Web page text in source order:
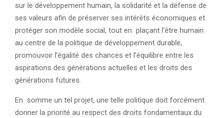
sur le développement humain, la solidarité et la défense de
ses valeurs afin de préserver ses intérêts économiques et
protéger son modèle social, tout en plaçant l’être humain
au centre de la politique de développement durable,
promouvoir l’égalité des chances et l’équilibre entre les
aspirations des générations actuelles et les droits des
générations futures.
En somme un tel projet, une telle politique doit forcément
donner la priorité au respect des droits fondamentaux du